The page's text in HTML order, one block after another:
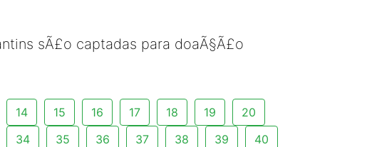
sÃ£o captadas para doaÃ§Ã£o
14 15 16 17 18 19
20
34 35 36 37 38 39
40